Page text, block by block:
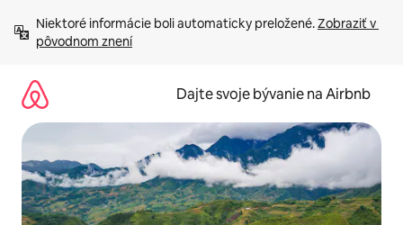
obsah.
Niektoré informácie boli automaticky preložené. Zobraziť v
pôvodnom znení
Dajte svoje bývanie na Airbnb